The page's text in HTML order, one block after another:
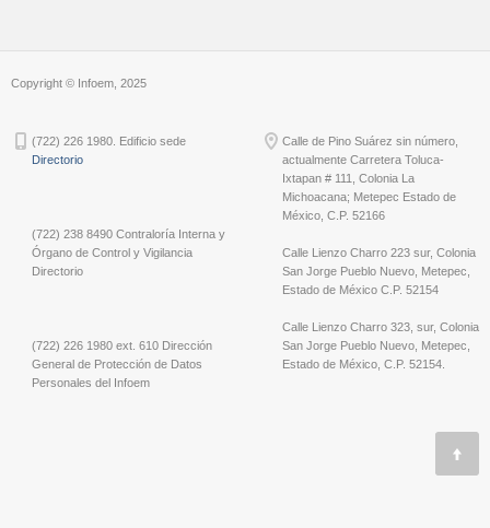
Copyright © Infoem, 2025
(722) 226 1980. Edificio sede
Directorio
(722) 238 8490 Contraloría Interna y
Órgano de Control y Vigilancia
Directorio
(722) 226 1980 ext. 610 Dirección
General de Protección de Datos
Personales del Infoem
Calle de Pino Suárez sin número,
actualmente Carretera Toluca-
Ixtapan # 111, Colonia La
Michoacana; Metepec Estado de
México, C.P. 52166
Calle Lienzo Charro 223 sur, Colonia
San Jorge Pueblo Nuevo, Metepec,
Estado de México C.P. 52154
Calle Lienzo Charro 323, sur, Colonia
San Jorge Pueblo Nuevo, Metepec,
Estado de México, C.P. 52154.